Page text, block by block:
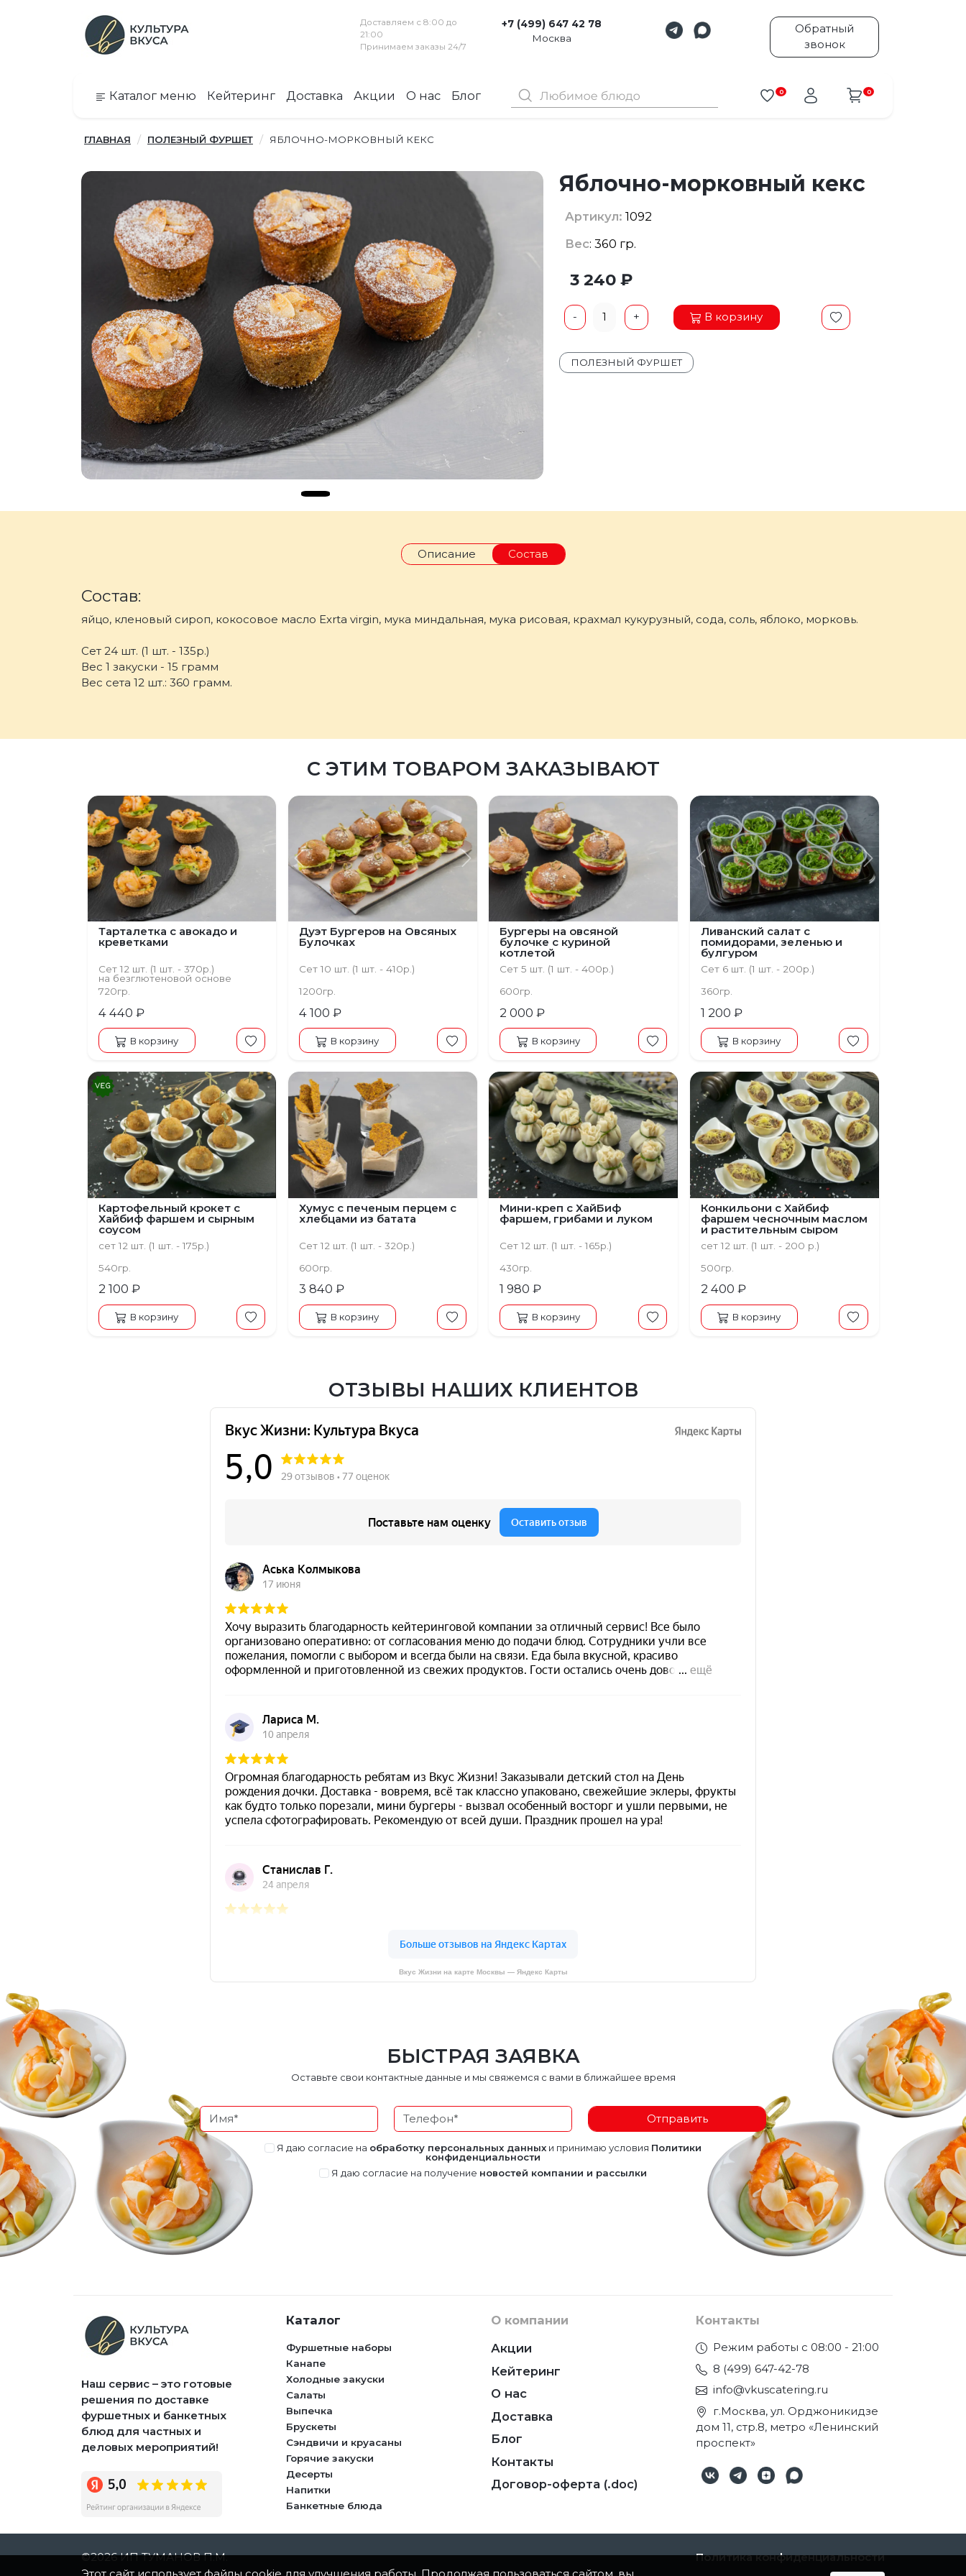
Доставляем с 8:00 до
21:00
Принимаем заказы 24/7
+7 (499) 647 42 78
Москва
Обратный
звонок
Каталог меню Кейтеринг Доставка Акции О нас Блог Контакты 0 0
ГЛАВНАЯ ПОЛЕЗНЫЙ ФУРШЕТ ЯБЛОЧНО-МОРКОВНЫЙ КЕКС
Яблочно-морковный кекс
Артикул: 1092
Вес: 360 гр.
3 240 ₽
- 1 + В корзину
ПОЛЕЗНЫЙ ФУРШЕТ
Описание Состав
Состав:
яйцо, кленовый сироп, кокосовое масло Exrta virgin, мука миндальная, мука рисовая, крахмал кукурузный, сода, соль, яблоко, морковь.
Сет 24 шт. (1 шт. - 135р.)
Вес 1 закуски - 15 грамм
Вес сета 12 шт.: 360 грамм.
С ЭТИМ ТОВАРОМ ЗАКАЗЫВАЮТ
Тарталетка с авокадо и
креветками
Сет 12 шт. (1 шт. - 370р.)
на безглютеновой основе
720гр.
4 440 ₽
В корзину
Предыдущий Следующий
Дуэт Бургеров на Овсяных
Булочках
Сет 10 шт. (1 шт. - 410р.)
1200гр.
4 100 ₽
В корзину
Бургеры на овсяной
булочке с куриной
котлетой
Сет 5 шт. (1 шт. - 400р.)
600гр.
2 000 ₽
В корзину
Предыдущий
Ливанский салат с
помидорами, зеленью и
булгуром
Сет 6 шт. (1 шт. - 200р.)
360гр.
1 200 ₽
В корзину
Картофельный крокет с
Хайбиф фаршем и сырным
соусом
сет 12 шт. (1 шт. - 175р.)
540гр.
2 100 ₽
В корзину
Хумус с печеным перцем с
хлебцами из батата
Сет 12 шт. (1 шт. - 320р.)
600гр.
3 840 ₽
В корзину
Мини-креп с ХайБиф
фаршем, грибами и луком
Сет 12 шт. (1 шт. - 165р.)
430гр.
1 980 ₽
В корзину
Конкильони с Хайбиф
фаршем чесночным маслом
и растительным сыром
сет 12 шт. (1 шт. - 200 р.)
500гр.
2 400 ₽
В корзину
ОТЗЫВЫ НАШИХ КЛИЕНТОВ
Вкус Жизни на карте Москвы — Яндекс Карты
БЫСТРАЯ ЗАЯВКА
Оставьте свои контактные данные и мы свяжемся с вами в ближайшее время
Отправить
Я даю согласие на обработку персональных данныхи принимаю условия Политики
конфиденциальности
Я даю согласие на получение новостей компании и рассылки
Наш сервис – это готовые
решения по доставке
фуршетных и банкетных
блюд для частных и
деловых мероприятий!
Каталог
Фуршетные наборы
Канапе
Холодные закуски
Салаты
Выпечка
Брускеты
Сэндвичи и круасаны
Горячие закуски
Десерты
Напитки
Банкетные блюда
О компании
Акции
Кейтеринг
О нас
Доставка
Блог
Контакты
Договор-оферта (.doc)
Контакты
Режим работы с 08:00 - 21:00
8 (499) 647-42-78
info@vkuscatering.ru
г.Москва, ул. Орджоникидзе
дом 11, стр.8, метро «Ленинский
проспект»
©2026ИП ТУМАНОВ П.М.
Политика конфиденциальности